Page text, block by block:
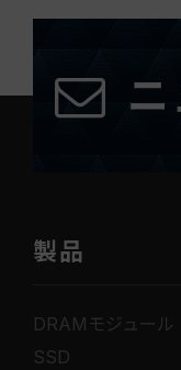
製品
DRAMモジュール
SSD